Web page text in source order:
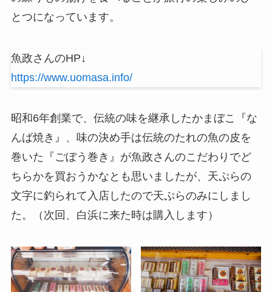
とつになっています。
魚政さんのHP↓
https://www.uomasa.info/
昭和6年創業で、伝統の味を継承したかまぼこ『な
んば焼き』、味の決め手は伝統のたれの魚の皮を
巻いた『ごぼう巻き』が魚政さんのこだわりでど
ちらかを買おうかなとも思いましたが、天ぷらの
文字に釣られて入店したので天ぷらのみにしまし
た。（次回、白浜に来た時は購入します）